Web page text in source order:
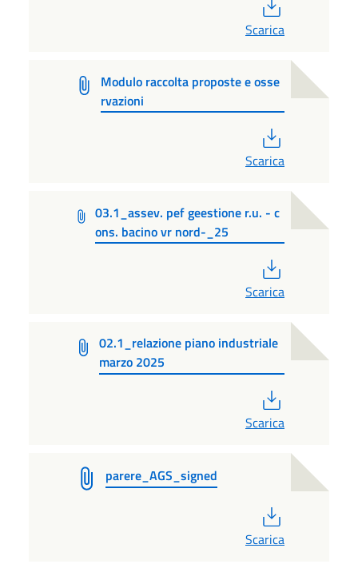
Scarica
Modulo raccolta proposte e osse
rvazioni
Scarica
03.1_assev. pef geestione r.u. - c
ons. bacino vr nord-_25
Scarica
02.1_relazione piano industriale
marzo 2025
Scarica
parere_AGS_signed
Scarica